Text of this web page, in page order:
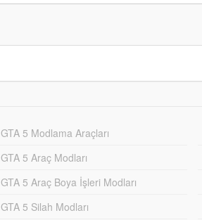
GTA 5 Modlama Araçları
GTA 5 Araç Modları
GTA 5 Araç Boya İşleri Modları
GTA 5 Silah Modları